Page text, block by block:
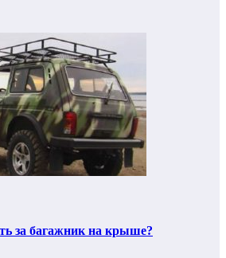
за багажник на крыше?